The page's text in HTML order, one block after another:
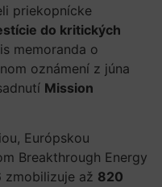
priekopnícke
do kritických
memoranda o
oznámení z júna
Mission
Európskou
Breakthrough Energy
až 820